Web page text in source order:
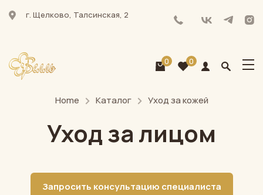
г. Щелково, Талсинская, 2
0 0
Home Каталог Уход за кожей
Уход за лицом
Запросить консультацию специалиста